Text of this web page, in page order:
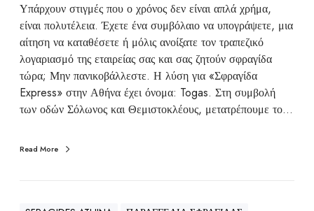
Υπάρχουν στιγμές που ο χρόνος δεν είναι απλά χρήμα,
είναι πολυτέλεια. Έχετε ένα συμβόλαιο να υπογράψετε, μια
αίτηση να καταθέσετε ή μόλις ανοίξατε τον τραπεζικό
λογαριασμό της εταιρείας σας και σας ζητούν σφραγίδα
τώρα; Μην πανικοβάλλεστε. Η λύση για «Σφραγίδα
Express» στην Αθήνα έχει όνομα: Togas. Στη συμβολή
των οδών Σόλωνος και Θεμιστοκλέους, μετατρέπουμε το…
Read More